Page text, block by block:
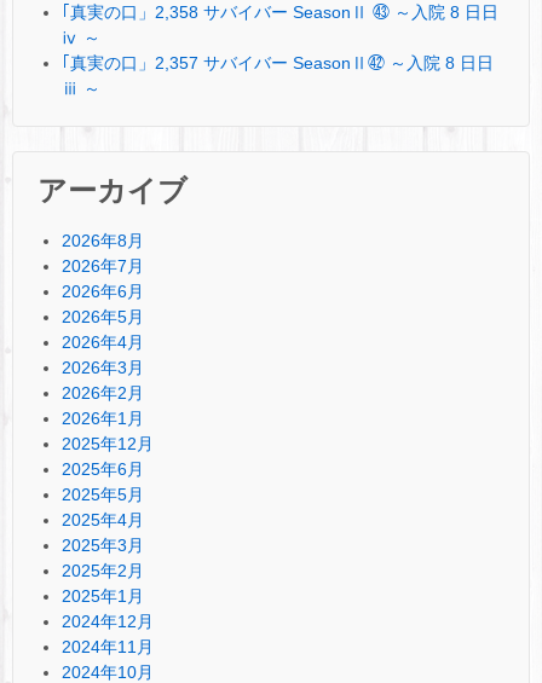
｢真実の口」2,358 サバイバー SeasonⅡ ㊸ ～入院 8 日日
ⅳ ～
｢真実の口」2,357 サバイバー SeasonⅡ㊷ ～入院 8 日日
ⅲ ～
アーカイブ
2026年8月
2026年7月
2026年6月
2026年5月
2026年4月
2026年3月
2026年2月
2026年1月
2025年12月
2025年6月
2025年5月
2025年4月
2025年3月
2025年2月
2025年1月
2024年12月
2024年11月
2024年10月